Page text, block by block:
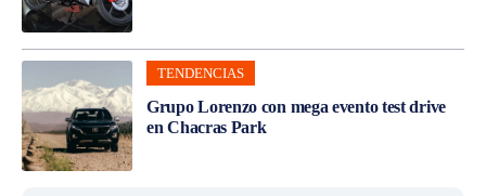
TENDENCIAS
Grupo Lorenzo con mega evento test drive
en Chacras Park